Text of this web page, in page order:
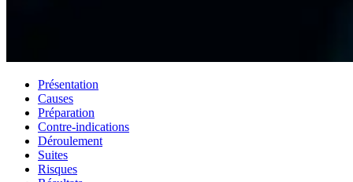
Présentation
Causes
Préparation
Contre-indications
Déroulement
Suites
Risques